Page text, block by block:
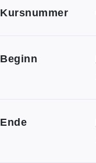
Kursnummer
Beginn
Ende